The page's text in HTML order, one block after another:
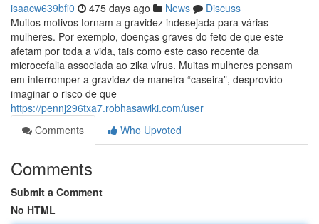
isaacw639bfi0 475 days ago News
Discuss
Muitos motivos tornam a gravidez indesejada para várias
mulheres. Por exemplo, doenças graves do feto de que este
afetam por toda a vida, tais como este caso recente da
microcefalia associada ao zika vírus. Muitas mulheres pensam
em interromper a gravidez de maneira “caseira”, desprovido
imaginar o risco de que
https://pennj296txa7.robhasawiki.com/user
Comments
Who Upvoted
Comments
Submit a Comment
No HTML